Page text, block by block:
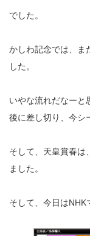
でした。
かしわ記念では、ま
した。
いやな流れだなーと
後に差し切り、今シ
そして、天皇賞春は
ました。
そして、今日はNHK